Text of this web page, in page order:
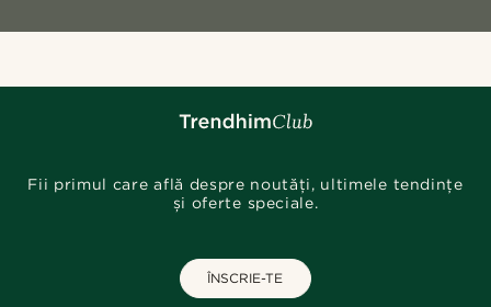
Fii primul care află despre noutăți, ultimele tendințe
și oferte speciale.
ÎNSCRIE-TE